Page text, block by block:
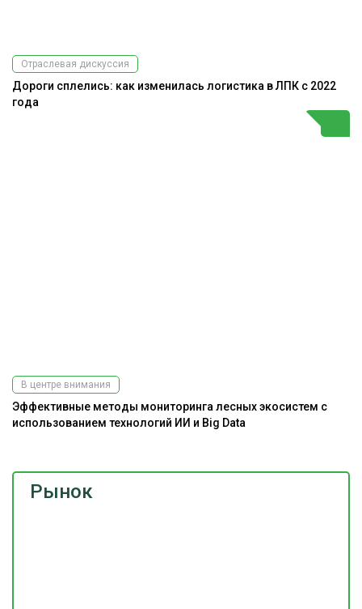
Рынок
Отраслевая дискуссия
Дороги сплелись: как изменилась логистика в ЛПК с 2022
года
В центре внимания
Эффективные методы мониторинга лесных экосистем с
использованием технологий ИИ и Big Data